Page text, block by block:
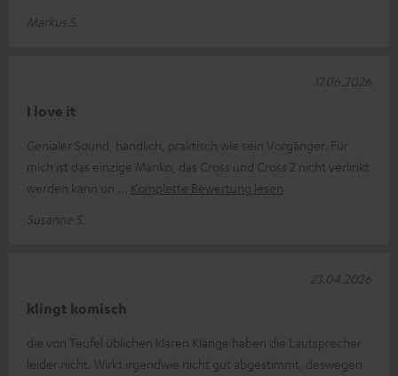
Markus S.
I love it
Genialer Sound, handlich, praktisch wie sein Vorgänger. Für
mich ist das einzige Manko, das Cross und Cross 2 nicht verlinkt
werden kann un
Komplette Bewertung lesen
Susanne S.
17.06.2026
klingt komisch
die von Teufel üblichen klaren Klänge haben die Lautsprecher
leider nicht. Wirkt irgendwie nicht gut abgestimmt, deswegen
23.04.2026